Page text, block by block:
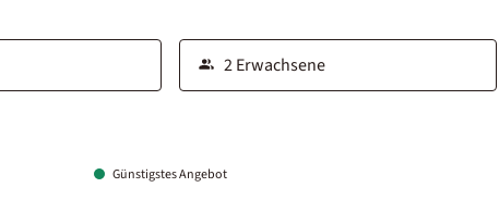
Günstigstes Angebot